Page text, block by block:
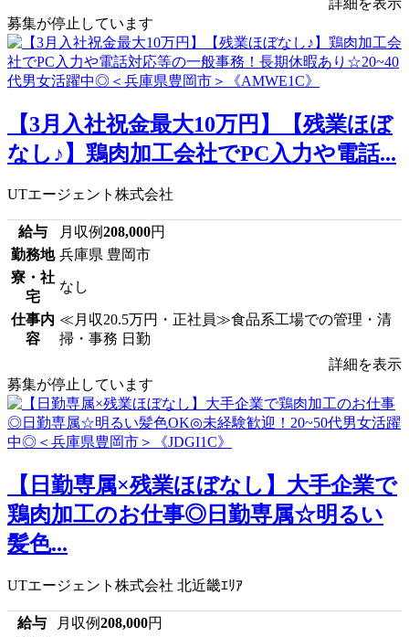
募集が停止しています
【3月入社祝金最大10万円】【残業ほぼ
なし♪】鶏肉加工会社でPC入力や電話...
UTエージェント株式会社
給与 月収例208,000円
勤務地 兵庫県 豊岡市
寮・社
宅
なし
仕事内
容
≪月収20.5万円・正社員≫食品系工場での管理・清
掃・事務 日勤
詳細を表示
募集が停止しています
【日勤専属×残業ほぼなし】大手企業で
鶏肉加工のお仕事◎日勤専属☆明るい
髪色...
UTエージェント株式会社 北近畿ｴﾘｱ
給与 月収例208,000円